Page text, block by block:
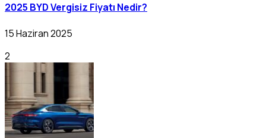
2025 BYD Vergisiz Fiyatı Nedir?
15 Haziran 2025
2